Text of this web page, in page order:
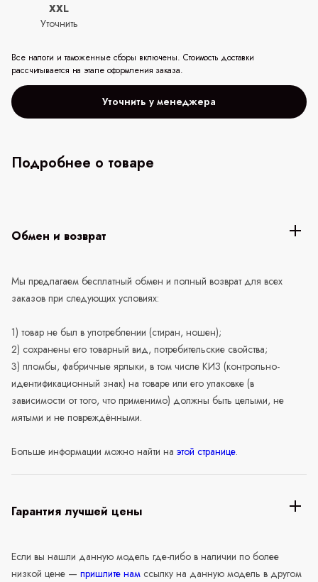
XXL
Уточнить
Все налоги и таможенные сборы включены. Стоимость доставки
рассчитывается на этапе оформления заказа.
Уточнить у менеджера
Подробнее о товаре
Обмен и возврат
Мы предлагаем бесплатный обмен и полный возврат для всех
заказов при следующих условиях:
1) товар не был в употреблении (стиран, ношен);
2) сохранены его товарный вид, потребительские свойства;
3) пломбы, фабричные ярлыки, в том числе КИЗ (контрольно-
идентификационный знак) на товаре или его упаковке (в
зависимости от того, что применимо) должны быть целыми, не
мятыми и не повреждёнными.
Больше информации можно найти на этой странице.
Гарантия лучшей цены
Если вы нашли данную модель где-либо в наличии по более
низкой цене — пришлите нам ссылку на данную модель в другом